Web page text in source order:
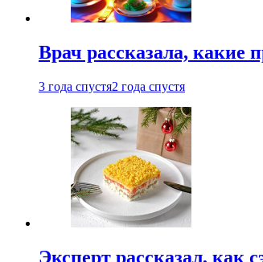
Врач рассказала, какие
3 года спустя2 года спустя
Эксперт рассказал, как